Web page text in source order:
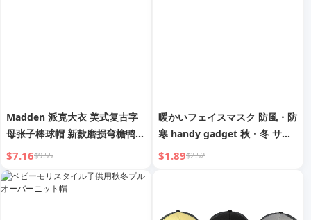
Madden 派克大衣 美式复古字
母张子棒球帽 新款磨损弯檐鸭舌
帽 宽檐帽 男女通用
$7.16$9.55
暖かいフェイスマスク 防風・防
寒 handy gadget 秋・冬 サイ
クリング フルフェイス 女性用
$1.89$2.52